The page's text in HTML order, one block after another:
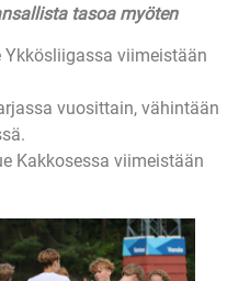
tasoa myöten
Ykkösliigassa viimeistään
vuosittain, vähintään
Kakkosessa viimeistään